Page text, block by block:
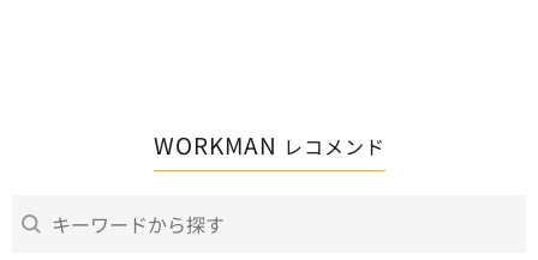
WORKMAN レコメンド